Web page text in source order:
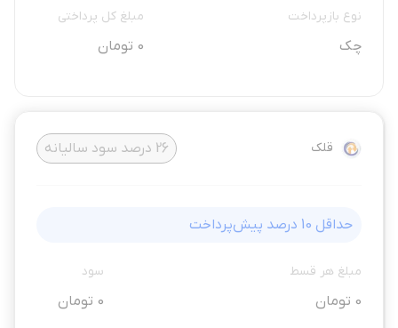
نوع بازپرداخت
چک
مبلغ کل پرداختی
0 تومان
قلک 26 درصد سود سالیانه
حداقل 10 درصد پیش‌پرداخت
مبلغ هر قسط
0 تومان
سود
0 تومان